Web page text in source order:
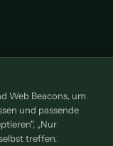
Web Beacons, um
und passende
„Nur
treffen.